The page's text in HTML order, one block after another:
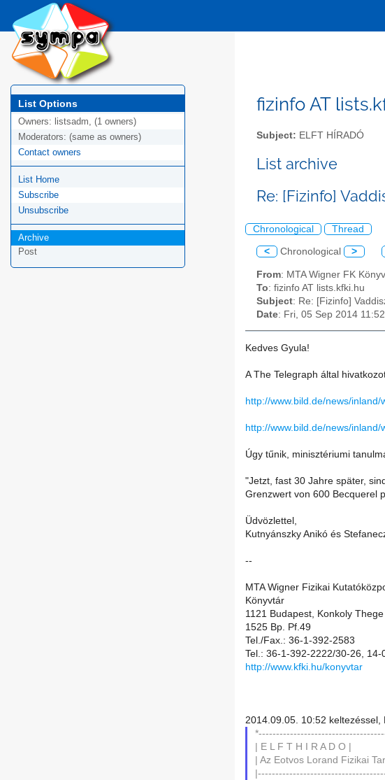
List Options
Owners: listsadm, (1 owners)
Moderators: (same as owners)
Contact owners
List Home
Subscribe
Unsubscribe
Archive
Post
fizinfo AT
Subject: ELFT HÍRADÓ
List archive
Re: [Fizinfo]
Chronological Thread
< Chronological >
From: MTA Wigner FK
To: fizinfo AT lists.kfki.hu
Subject: Re: [Fizinfo]
Date: Fri, 05 Sep 2014
Kedves Gyula!
A The Telegraph által
http://www.bild.de/news/
http://www.bild.de/news/
Úgy tűnik, minisztériumi
"Jetzt, fast 30 Jahre später,
Grenzwert von 600 Becquerel
Üdvözlettel,
Kutnyánszky Anikó és
--
MTA Wigner Fizikai
Könyvtár
1121 Budapest, Konkoly
1525 Bp. Pf.49
Tel./Fax.: 36-1-392-2583
Tel.: 36-1-392-2222/30-26, 14-
http://www.kfki.hu/konyvtar
2014.09.05. 10:52 keltezéssel,
| E L F T H I R A D O |
| Az Eotvos Lorand Fizikai